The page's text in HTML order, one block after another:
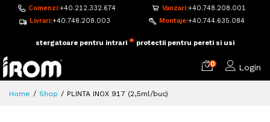
Comenzi:+40.212.332.674 Vanzari:+40.748.208.001
Livrari:+40.748.208.003 Montaje:+40.744.635.084
adezivi si accesorii pentru montaj•pardoseala flotanta
0 Login
Home Shop PLINTA INOX 917 (2,5ml/buc)